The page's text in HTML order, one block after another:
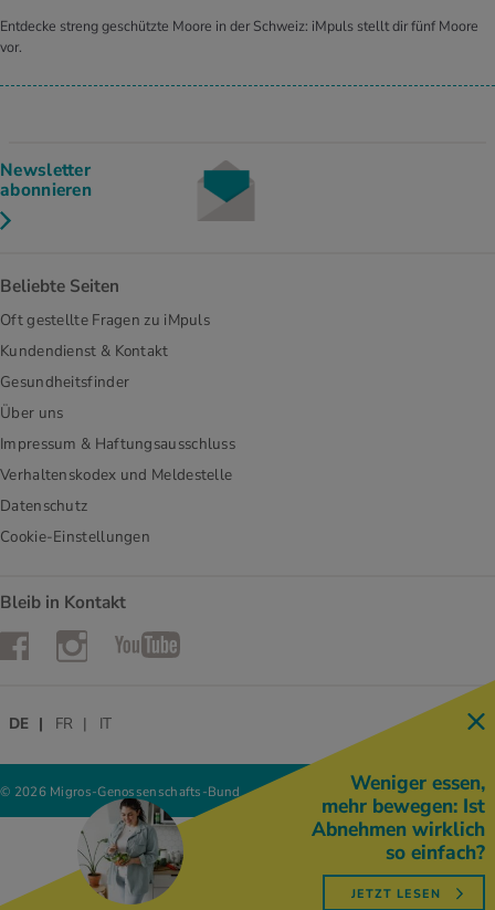
Entdecke streng geschützte Moore in der Schweiz: iMpuls stellt dir fünf Moore
vor.
Newsletter
abonnieren
Beliebte Seiten
Oft gestellte Fragen zu iMpuls
Kundendienst & Kontakt
Gesundheitsfinder
Über uns
Impressum & Haftungsausschluss
Verhaltenskodex und Meldestelle
Datenschutz
Cookie-Einstellungen
Bleib in Kontakt
FacebookInstagramYouTube
© 2026 Migros-Genossenschafts-Bund
DE FR IT
Weniger essen,
mehr bewegen: Ist
Abnehmen wirklich
so einfach?
JETZT LESEN